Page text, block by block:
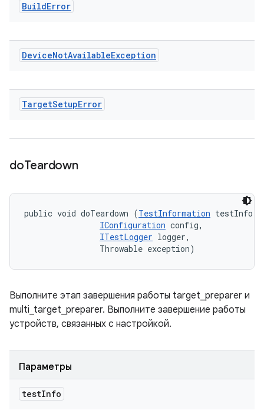
BuildError
DeviceNotAvailableException
TargetSetupError
doTeardown
public void doTeardown (TestInformation testInfo,
IConfiguration config,
ITestLogger logger,
                Throwable exception)
Выполните этап завершения работы target_preparer и
multi_target_preparer. Выполните завершение работы
устройств, связанных с настройкой.
Параметры
testInfo